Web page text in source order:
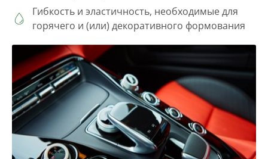
Гибкость и эластичность, необходимые для
горячего и (или) декоративного формования